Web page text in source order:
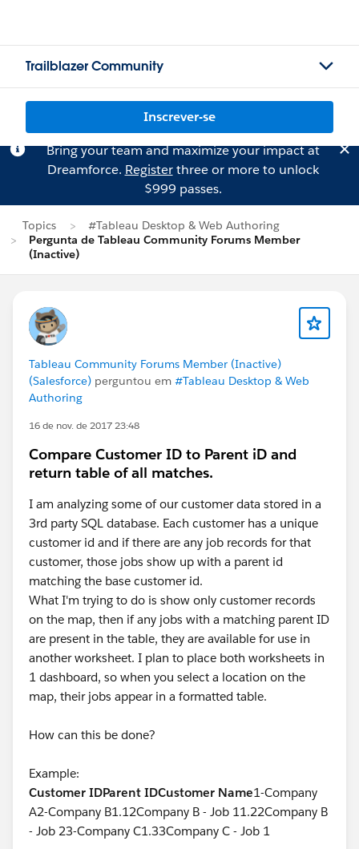
Trailblazer Community
Inscrever-se
Bring your team and maximize your impact at
Dreamforce. Registerthree or more to unlock
$999 passes.
Topics
#Tableau Desktop & Web Authoring
Pergunta de Tableau Community Forums Member
(Inactive)
Tableau Community Forums Member (Inactive)
(Salesforce) perguntou em #Tableau Desktop & Web
Authoring
16 de nov. de 2017 23:48
Compare Customer ID to Parent iD and
return table of all matches.
I am analyzing some of our customer data stored in a
3rd party SQL database. Each customer has a unique
customer id and if there are any job records for that
customer, those jobs show up with a parent id
matching the base customer id.
What I'm trying to do is show only customer records
on the map, then if any jobs with a matching parent ID
are present in the table, they are available for use in
another worksheet. I plan to place both worksheets in
1 dashboard, so when you select a location on the
map, their jobs appear in a formatted table.
How can this be done?
Example:
Customer IDParent IDCustomer Name1-Company
A2-Company B1.12Company B - Job 11.22Company B
- Job 23-Company C1.33Company C - Job 1